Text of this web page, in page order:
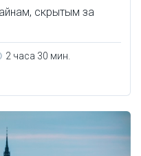
скрытым за
2 часа 30 мин.